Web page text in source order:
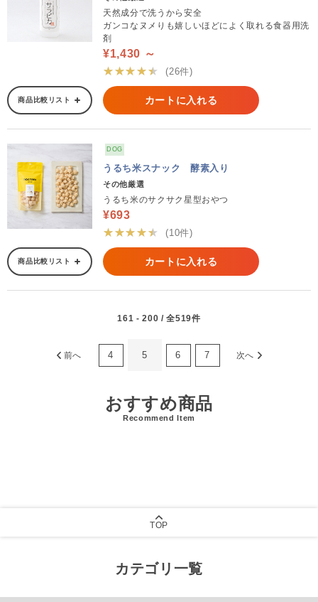
天然成分で洗うから安全
ガンコなヌメりも嬉しいほどによく取れる食器用洗
剤
¥1,430 ～
★★★★★
(26件)
商品比較リスト カートに入れる
DOG
うるち米スナック 酵素入り
その他厳選
うるち米のサクサク星型おやつ
¥693
★★★★★
(10件)
商品比較リスト カートに入れる
161 - 200 / 全519件
前へ 4 5 6 7 次へ
おすすめ商品
Recommend Item
TOP
カテゴリ一覧